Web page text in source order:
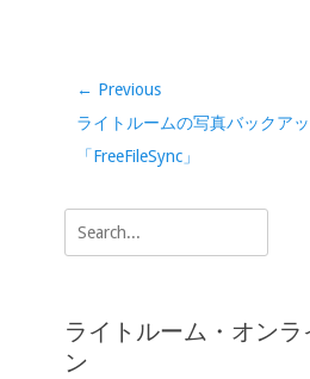
b
o
o
k
er
dI Li
k
投
稿
ナ
ゲ
ー
ン
← Previous
Previous
post:
ライトルームの写真バックア
「FreeFileSync」
Search
for:
ライトルーム・オン
ン